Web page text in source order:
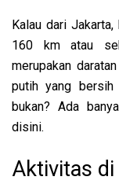
Kalau dari
160 km atau
merupakan
putih yang
bukan? Ada
disini.
Aktivitas di